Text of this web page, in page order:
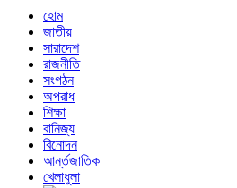
হোম
জাতীয়
সারাদেশ
রাজনীতি
সংগঠন
অপরাধ
শিক্ষা
বানিজ্য
বিনোদন
আর্ন্তজাতিক
খেলাধুলা